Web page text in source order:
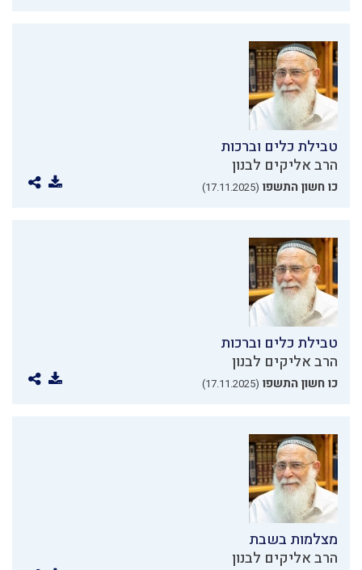
טבילת כלים וברכות
הרב אליקים לבנון
כו חשון התשפו (17.11.2025)
טבילת כלים וברכות
הרב אליקים לבנון
כו חשון התשפו (17.11.2025)
מצלמות בשבת
הרב אליקים לבנון